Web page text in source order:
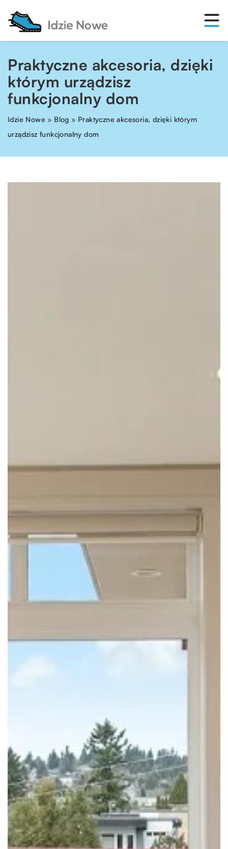
Praktyczne akcesoria, dzięki
którym urządzisz
funkcjonalny dom
Idzie Nowe » Blog » Praktyczne akcesoria, dzięki którym
urządzisz funkcjonalny dom